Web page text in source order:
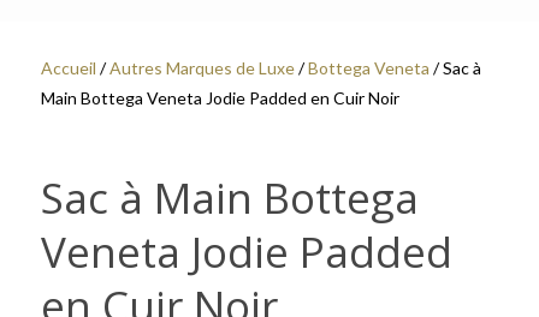
Accueil /Autres Marques de Luxe/Bottega Veneta / Sac à
Main Bottega Veneta Jodie Padded en Cuir Noir
Sac à Main Bottega
Veneta Jodie Padded
en Cuir Noir